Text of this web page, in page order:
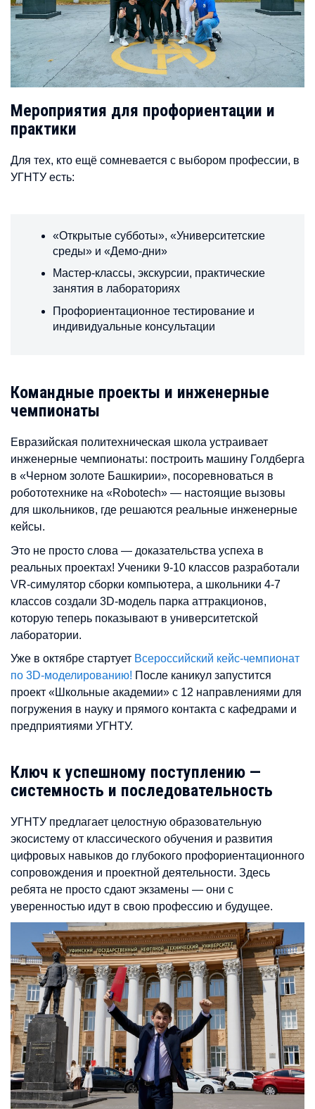
Мероприятия для профориентации и
практики
Для тех, кто ещё сомневается с выбором профессии, в
УГНТУ есть:
«Открытые субботы», «Университетские
среды» и «Демо-дни»
Мастер-классы, экскурсии, практические
занятия в лабораториях
Профориентационное тестирование и
индивидуальные консультации
Командные проекты и инженерные
чемпионаты
Евразийская политехническая школа устраивает
инженерные чемпионаты: построить машину Голдберга
в «Черном золоте Башкирии», посоревноваться в
робототехнике на «Robotech» — настоящие вызовы
для школьников, где решаются реальные инженерные
кейсы.
Это не просто слова — доказательства успеха в
реальных проектах! Ученики 9-10 классов разработали
VR-симулятор сборки компьютера, а школьники 4-7
классов создали 3D-модель парка аттракционов,
которую теперь показывают в университетской
лаборатории.
Уже в октябре стартует Всероссийский кейс-чемпионат
по 3D-моделированию! После каникул запустится
проект «Школьные академии» с 12 направлениями для
погружения в науку и прямого контакта с кафедрами и
предприятиями УГНТУ.
Ключ к успешному поступлению —
системность и последовательность
УГНТУ предлагает целостную образовательную
экосистему от классического обучения и развития
цифровых навыков до глубокого профориентационного
сопровождения и проектной деятельности. Здесь
ребята не просто сдают экзамены — они с
уверенностью идут в свою профессию и будущее.